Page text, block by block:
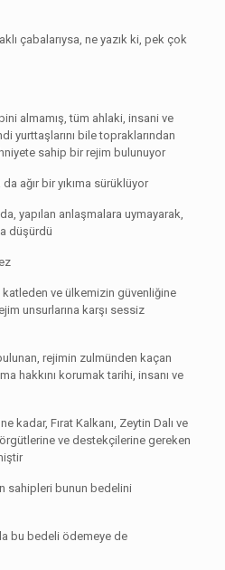
çabalarıysa, ne yazık ki, pek çok
almamış, tüm ahlaki, insani ve
yurttaşlarını bile topraklarından
sahip bir rejim bulunuyor
ağır bir yıkıma sürüklüyor
yapılan anlaşmalara uymayarak,
düşürdü
katleden ve ülkemizin güvenliğine
unsurlarına karşı sessiz
rejimin zulmünden kaçan
hakkını korumak tarihi, insanı ve
kadar, Fırat Kalkanı, Zeytin Dalı ve
örgütlerine ve destekçilerine gereken
sahipleri bunun bedelini
bu bedeli ödemeye de